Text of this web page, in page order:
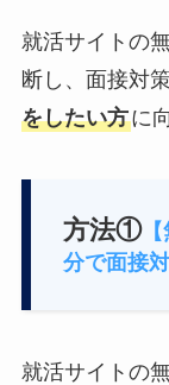
就活サイトの
断し、面接対
をしたい方に
方法①【
分で面接
就活サイトの